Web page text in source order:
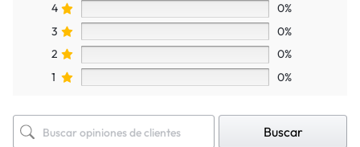
4
0%
3
0%
2
0%
1
0%
Buscar